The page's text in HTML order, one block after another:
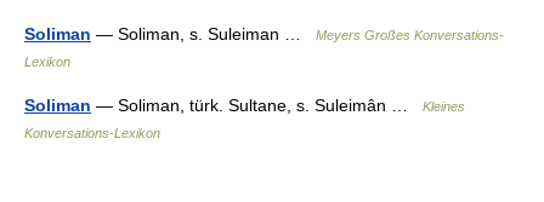
Soliman — Soliman, s. Suleiman …
Meyers Großes Konversations-
Lexikon
Soliman — Soliman, türk. Sultane, s. Suleimân …
Kleines
Konversations-Lexikon